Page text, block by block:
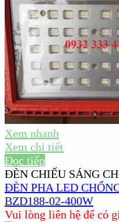
Xem nhanh
Xem chi tiết
Đọc tiếp
ĐÈN CHIẾU SÁNG
ĐÈN PHA LED
BZD188-02-400W
Vui lòng liên hệ để có